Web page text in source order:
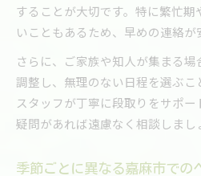
することが大切です。特に繁忙期
いこともあるため、早めの連絡が
さらに、ご家族や知人が集まる
調整し、無理のない日程を選ぶこ
スタッフが丁寧に段取りをサポ
疑問があれば遠慮なく相談しまし
季節ごとに異なる嘉麻市での